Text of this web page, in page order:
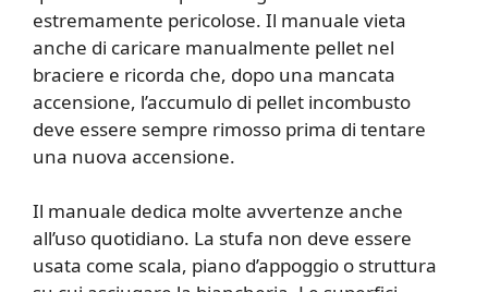
estremamente pericolose. Il manuale vieta
anche di caricare manualmente pellet nel
braciere e ricorda che, dopo una mancata
accensione, l’accumulo di pellet incombusto
deve essere sempre rimosso prima di tentare
una nuova accensione.
Il manuale dedica molte avvertenze anche
all’uso quotidiano. La stufa non deve essere
usata come scala, piano d’appoggio o struttura